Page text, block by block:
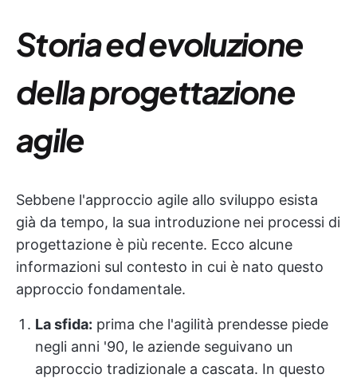
Storia ed evoluzione
della progettazione
agile
Sebbene l'approccio agile allo sviluppo esista
già da tempo, la sua introduzione nei processi di
progettazione è più recente. Ecco alcune
informazioni sul contesto in cui è nato questo
approccio fondamentale.
La sfida: prima che l'agilità prendesse piede
negli anni '90, le aziende seguivano un
approccio tradizionale a cascata. In questo